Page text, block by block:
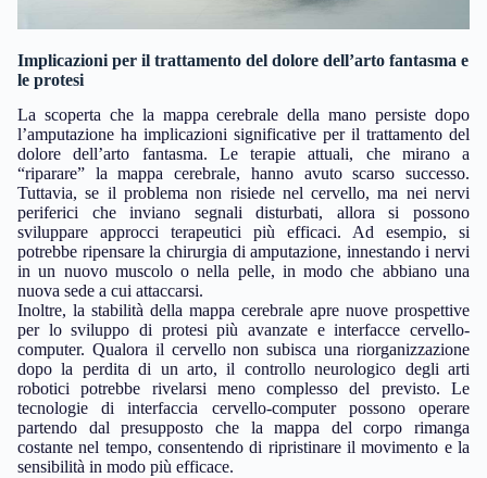
Implicazioni per il trattamento del dolore dell’arto fantasma e
le protesi
La scoperta che la mappa cerebrale della mano persiste dopo
l’amputazione ha implicazioni significative per il trattamento del
dolore dell’arto fantasma. Le terapie attuali, che mirano a
“riparare” la mappa cerebrale, hanno avuto scarso successo.
Tuttavia, se il problema non risiede nel cervello, ma nei nervi
periferici che inviano segnali disturbati, allora si possono
sviluppare approcci terapeutici più efficaci. Ad esempio, si
potrebbe ripensare la chirurgia di amputazione, innestando i nervi
in un nuovo muscolo o nella pelle, in modo che abbiano una
nuova sede a cui attaccarsi.
Inoltre, la stabilità della mappa cerebrale apre nuove prospettive
per lo sviluppo di protesi più avanzate e interfacce cervello-
computer. Qualora il cervello non subisca una riorganizzazione
dopo la perdita di un arto, il controllo neurologico degli arti
robotici potrebbe rivelarsi meno complesso del previsto. Le
tecnologie di interfaccia cervello-computer possono operare
partendo dal presupposto che la mappa del corpo rimanga
costante nel tempo, consentendo di ripristinare il movimento e la
sensibilità in modo più efficace.